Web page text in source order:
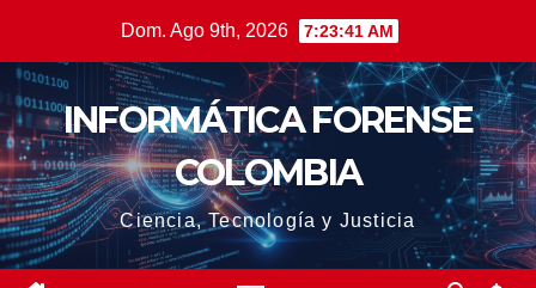
contenido
Dom. Ago 9th, 2026 7:23:42 AM
INFORMÁTICA FORENSE
COLOMBIA
Ciencia, Tecnología y Justicia